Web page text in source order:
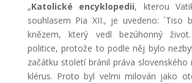
„Katolické encyklopedii, kterou
souhlasem Pia XII., je uvedeno: ´Tiso
knězem, který vedl bezúhonný
politice, protože to podle něj bylo
začátku století bránil práva slovenského
klérus. Proto byl velmi milován jako